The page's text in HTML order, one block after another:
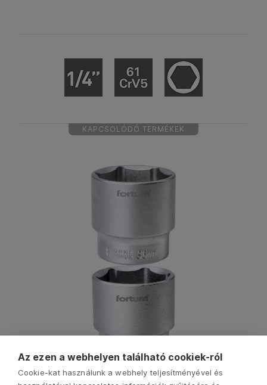
KAPCSOLÓDÓ TERMÉKEK
Az ezen a webhelyen található cookiek-ról
Cookie-kat használunk a webhely teljesítményével és